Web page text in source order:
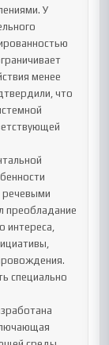
У
менее
что
речевыми
преобладание
интереса,
специально